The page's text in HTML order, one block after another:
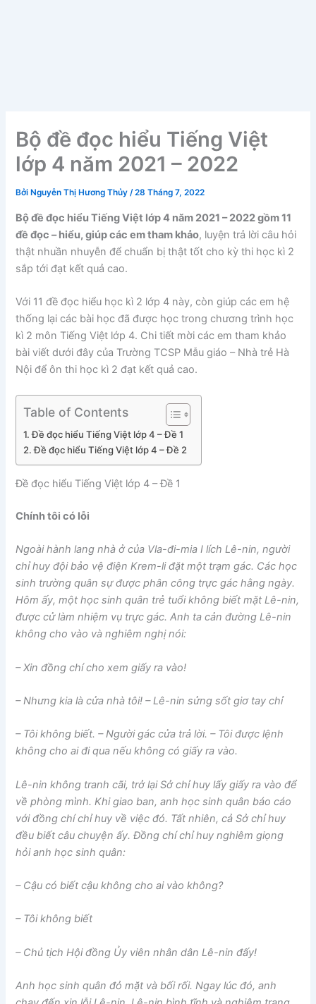
Bộ đề đọc hiểu Tiếng Việt
lớp 4 năm 2021 – 2022
Bởi Nguyễn Thị Hương Thủy/28 Tháng 7, 2022
Bộ đề đọc hiểu Tiếng Việt lớp 4 năm 2021 – 2022 gồm 11
đề đọc – hiểu, giúp các em tham khảo, luyện trả lời câu hỏi
thật nhuần nhuyễn để chuẩn bị thật tốt cho kỳ thi học kì 2
sắp tới đạt kết quả cao.
Với 11 đề đọc hiểu học kì 2 lớp 4 này, còn giúp các em hệ
thống lại các bài học đã được học trong chương trình học
kì 2 môn Tiếng Việt lớp 4. Chi tiết mời các em tham khảo
bài viết dưới đây của Trường TCSP Mẫu giáo – Nhà trẻ Hà
Nội để ôn thi học kì 2 đạt kết quả cao.
Table of Contents
Đề đọc hiểu Tiếng Việt lớp 4 – Đề 1
Đề đọc hiểu Tiếng Việt lớp 4 – Đề 2
Đề đọc hiểu Tiếng Việt lớp 4 – Đề 1
Chính tôi có lỗi
Ngoài hành lang nhà ở của Vla-đi-mia I lích Lê-nin, người
chỉ huy đội bảo vệ điện Krem-li đặt một trạm gác. Các học
sinh trường quân sự được phân công trực gác hằng ngày.
Hôm ấy, một học sinh quân trẻ tuổi không biết mặt Lê-nin,
được cử làm nhiệm vụ trực gác. Anh ta cản đường Lê-nin
không cho vào và nghiêm nghị nói:
– Xin đồng chí cho xem giấy ra vào!
– Nhưng kia là cửa nhà tôi! – Lê-nin sửng sốt giơ tay chỉ
– Tôi không biết. – Người gác cửa trả lời. – Tôi được lệnh
không cho ai đi qua nếu không có giấy ra vào.
Lê-nin không tranh cãi, trở lại Sở chỉ huy lấy giấy ra vào để
về phòng mình. Khi giao ban, anh học sinh quân báo cáo
với đồng chí chỉ huy về việc đó. Tất nhiên, cả Sở chỉ huy
đều biết câu chuyện ấy. Đồng chí chỉ huy nghiêm giọng
hỏi anh học sinh quân:
– Cậu có biết cậu không cho ai vào không?
– Tôi không biết
– Chủ tịch Hội đồng Ủy viên nhân dân Lê-nin đấy!
Anh học sinh quân đỏ mặt và bối rối. Ngay lúc đó, anh